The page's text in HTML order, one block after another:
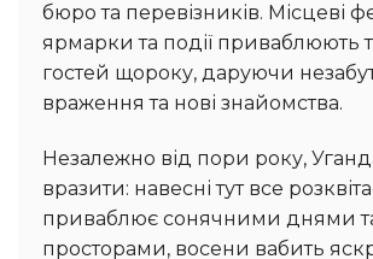
бюро та перевізників. Місцеві
ярмарки та події приваблюють
гостей щороку, даруючи
враження та нові знайомства.
Незалежно від пори року, Уганда має чим
вразити: навесні тут все
приваблює сонячними днями
просторами, восени вабить